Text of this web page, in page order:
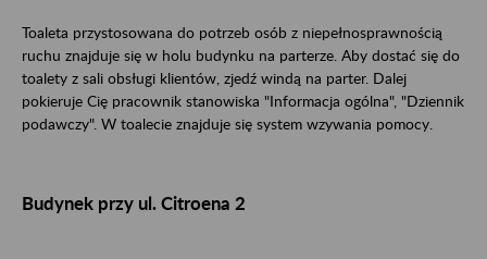
Toaleta przystosowana do potrzeb osób z niepełnosprawnością
ruchu znajduje się w holu budynku na parterze. Aby dostać się do
toalety z sali obsługi klientów, zjedź windą na parter. Dalej
pokieruje Cię pracownik stanowiska "Informacja ogólna", "Dziennik
podawczy". W toalecie znajduje się system wzywania pomocy.
Budynek przy ul. Citroena 2